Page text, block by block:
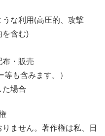
な利用(高圧的、攻撃
を含む)
布・販売
等も含みます。）
た場合
ません。著作権は私、日